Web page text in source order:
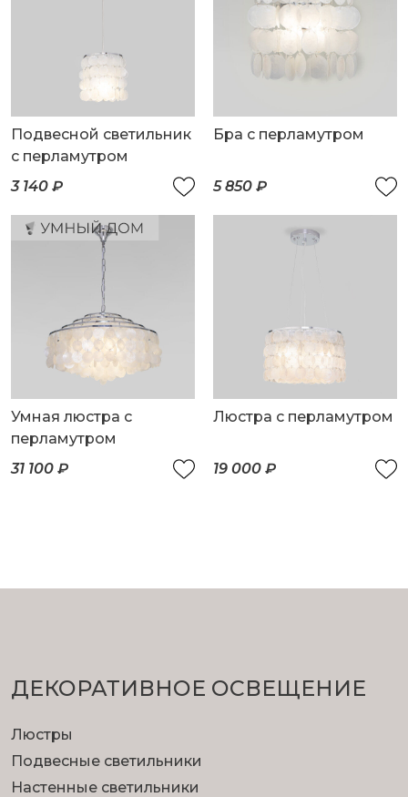
Подвесной светильник
с перламутром
3 140 ₽
Бра с перламутром
5 850 ₽
Умная люстра с
перламутром
31 100 ₽
Люстра с перламутром
19 000 ₽
ДЕКОРАТИВНОЕ ОСВЕЩЕНИЕ
Люстры
Подвесные светильники
Настенные светильники